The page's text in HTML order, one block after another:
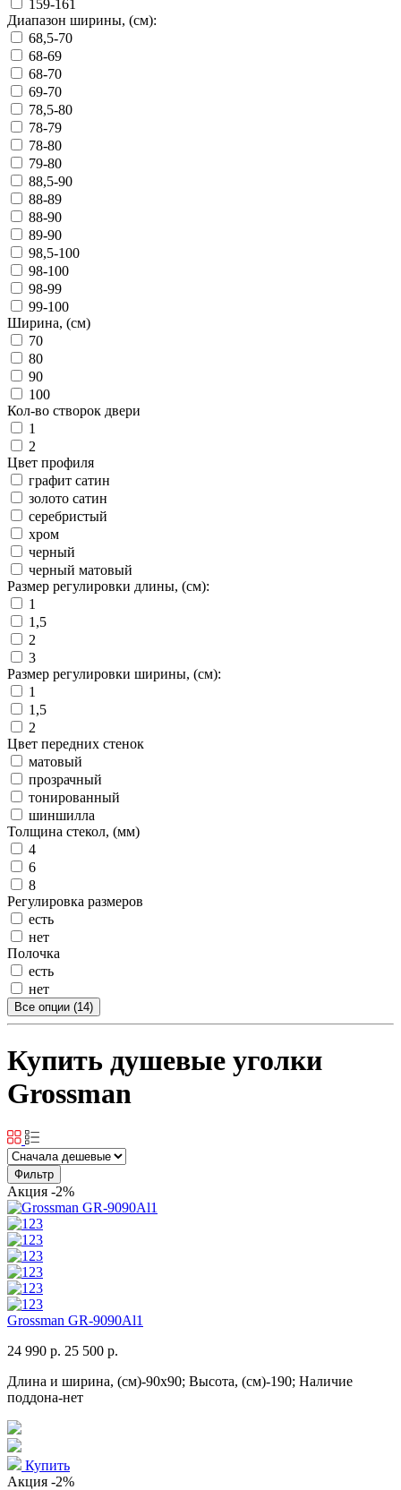
159-161
Диапазон ширины, (см):
68,5-70
68-69
68-70
69-70
78,5-80
78-79
78-80
79-80
88,5-90
88-89
88-90
89-90
98,5-100
98-100
98-99
99-100
Ширина, (см)
70
80
90
100
Кол-во створок двери
1
2
Цвет профиля
графит сатин
золото сатин
серебристый
хром
черный
черный матовый
Размер регулировки длины, (см):
1
1,5
2
3
Размер регулировки ширины, (см):
1
1,5
2
Цвет передних стенок
матовый
прозрачный
тонированный
шиншилла
Толщина стекол, (мм)
4
6
8
Регулировка размеров
есть
нет
Полочка
есть
нет
Все опции (14)
Купить душевые уголки
Grossman
Фильтр
Акция -2%
Grossman GR-9090Al1
24 990 р. 25 500 р.
Длина и ширина, (см)-90x90; Высота, (см)-190; Наличие
поддона-нет
Купить
Акция -2%